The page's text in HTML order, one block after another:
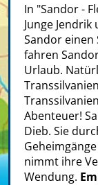
In "Sandor -
Junge
Sandor einen
fahren
Urlaub.
Abenteuer!
Dieb. Sie
nimmt ihre
Wendung.